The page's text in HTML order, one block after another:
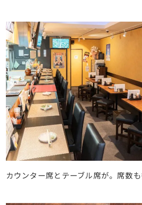
カウンター席とテーブル席が。席数も